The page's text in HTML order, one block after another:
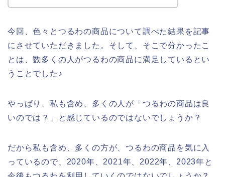
今回、色々とつるわの商品について調べた結果を記事
にさせていただきました。そして、そこで分かったこ
とは、数多くの人がつるわの商品に満足しているとい
うことでした♪
やっぱり、私も含め、多くの人が「つるわの商品は良
いのでは？」と感じているのではないでしょうか？
だから私も含め、多くの方が、つるわの商品を気に入
っているので、2020年、2021年、2022年、2023年と